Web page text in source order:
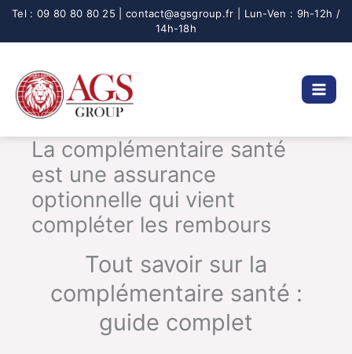
Aller
La complémentaire santé
est une assurance
optionnelle qui vient
compléter les rembours
Tout savoir sur la
complémentaire santé :
guide complet